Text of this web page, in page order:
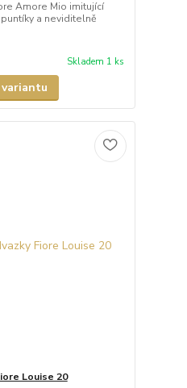
Amore Mio imitující
a neviditelně
Skladem 1 ks
Louise 20